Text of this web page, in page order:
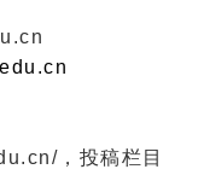
，投稿栏目